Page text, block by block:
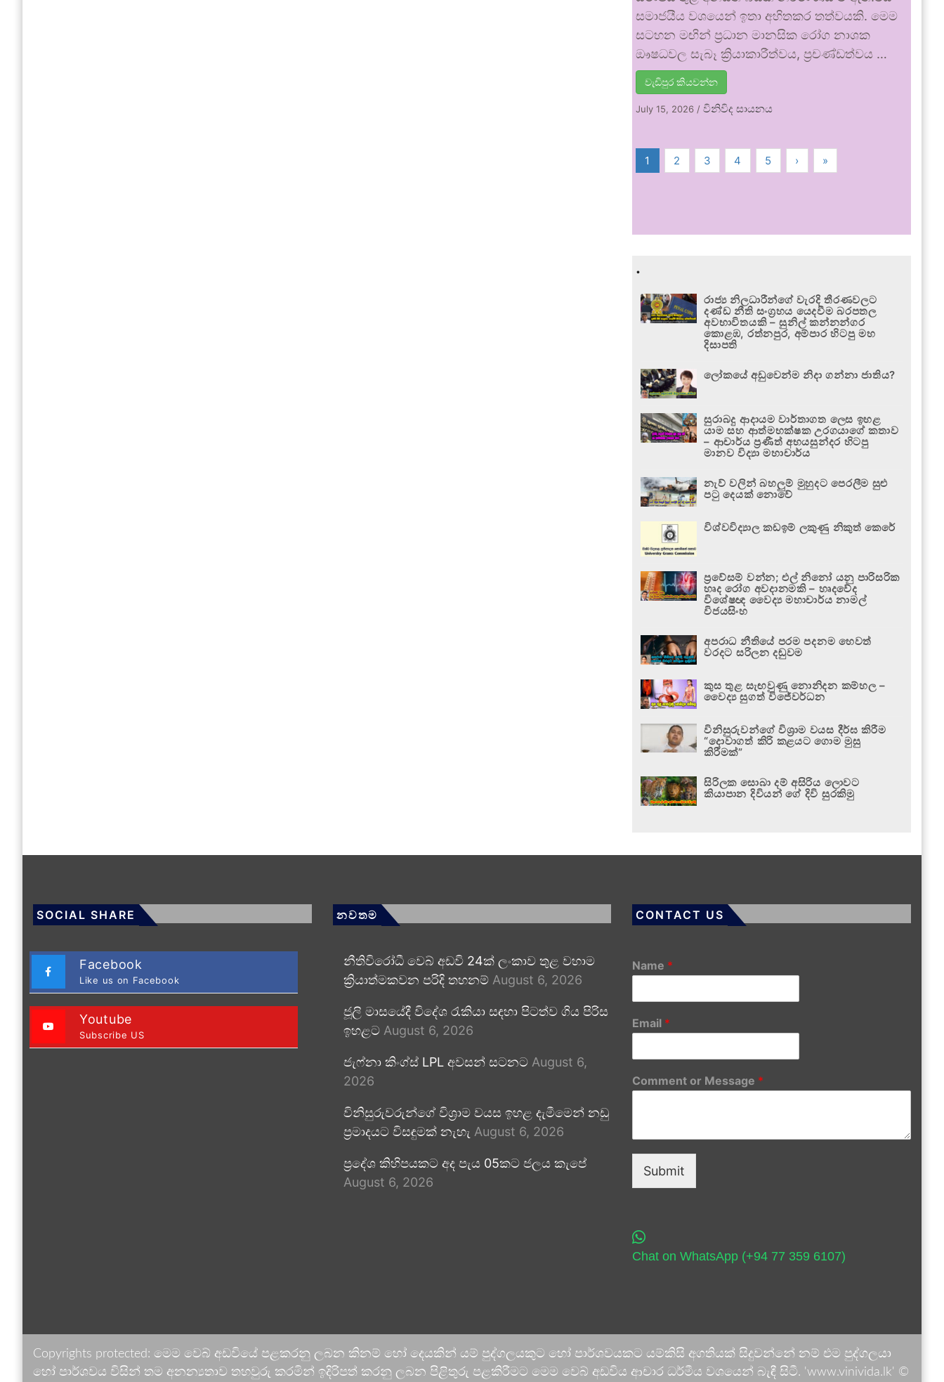
සමාජයීය වශයෙන් ඉතා අහිතකර තත්වයකි. මෙම
සටහන මඟින් ප්‍රධාන මානසික රෝග නාශක
ඖෂධවල සැබෑ ක්‍රියාකාරීත්වය, ප්‍රචණ්ඩත්වය …
වැඩිපුර කියවන්න
July 15, 2026 /විනිවිද සායනය
1 2 3 4 5 › »
.
රාජ්‍ය නිලධාරීන්ගේ වැරදි තීරණවලට
දණ්ඩ නීති සංග්‍රහය යෙදවීම බරපතල
අවභාවිතයකි – සුනිල් කන්නන්ගර
කොළඹ, රත්නපුර, අම්පාර හිටපු මහ
දිසාපති
ලෝකයේ අඩුවෙන්ම නිදා ගන්නා ජාතිය?
සුරාබදු ආදායම වාර්තාගත ලෙස ඉහළ
යාම සහ ආත්මභක්ෂක උරගයාගේ කතාව
– ආචාර්ය ප්‍රණීත් අභයසුන්දර හිටපු
මානව විද්‍යා මහාචාර්ය
නැව් වලින් බහලුම් මුහුදට පෙරලීම සුළු
පටු දෙයක් නොවේ
විශ්වවිද්‍යාල කඩඉම් ලකුණු නිකුත් කෙරේ
ප්‍රවේසම් වන්න; එල් නිනෝ යනු පාරිසරික
හෘද රෝග අවදානමකි – හෘදවේද
විශේෂඥ වෛද්‍ය මහාචාර්ය නාමල්
විජයසිංහ
අපරාධ නීතියේ පරම පදනම හෙවත්
වරදට සරිලන දඬුවම
කුස තුළ සැඟවුණු නොනිදන කම්හල –
වෛද්‍ය සුගත් විජේවර්ධන
විනිසුරුවන්ගේ විශ්‍රාම වයස දීර්ඝ කිරීම
“දොවාගත් කිරි කළයට ගොම මුසු
කිරීමක්”
සිරිලක සොබා දම් අසිරිය ලොවට
කියාපාන දිවියන් ගේ දිවි සුරකිමු
SOCIAL SHARE
Facebook
Like us on Facebook
Youtube
Subscribe US
නවතම
නීතිවිරෝධී වෙබ් අඩවි 24ක් ලංකාව තුළ වහාම
ක්‍රියාත්මකවන පරිදි තහනම් August 6, 2026
ජූලි මාසයේදී විදේශ රැකියා සඳහා පිටත්ව ගිය පිරිස
ඉහළට August 6, 2026
ජැෆ්නා කිංග්ස් LPL අවසන් සටනට August 6,
2026
විනිසුරුවරුන්ගේ විශ්‍රාම වයස ඉහළ දැමීමෙන් නඩු
ප්‍රමාදයට විසඳුමක් නැහැ August 6, 2026
ප්‍රදේශ කිහිපයකට අද පැය 05කට ජලය කැපේ
August 6, 2026
CONTACT US
Name *
Email *
Comment or Message *
Submit
Chat on WhatsApp (+94 77 359 6107)
Copyrights protected: මෙම වෙබ් අඩවියේ පළකරනු ලබන කිනම් හෝ දෙයකින් යම් පුද්ගලයකුට හෝ පාර්ශවයකට යම්කිසි අගතියක් සිදුවන්නේ නම් එම පුද්ගලයා
හෝ පාර්ශවය විසින් තම අනන්‍යතාව තහවුරු කරමින් ඉදිරිපත් කරනු ලබන පිළිතුරු පළකිරීමට මෙම වෙබ් අඩවිය ආචාර ධර්මීය වශයෙන් බැඳී සිටී. 'www.vinivida.lk' ©